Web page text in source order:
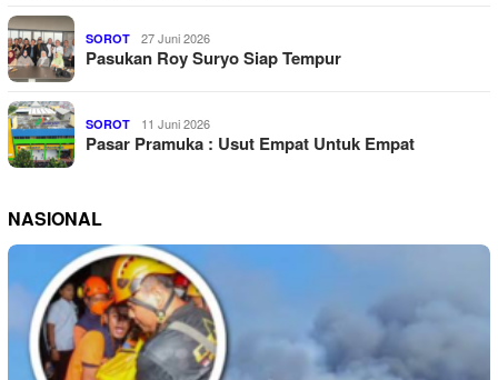
SOROT 27 Juni 2026
Pasukan Roy Suryo Siap Tempur
SOROT 11 Juni 2026
Pasar Pramuka : Usut Empat Untuk Empat
NASIONAL